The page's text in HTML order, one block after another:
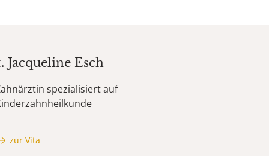
Jacqueline Esch
spezialisiert auf
zur Vita